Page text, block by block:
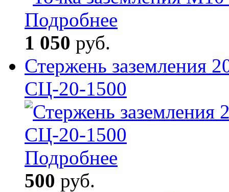
Подробнее
1 050 руб.
Стержень заземления
СЦ-20-1500
Подробнее
500 руб.